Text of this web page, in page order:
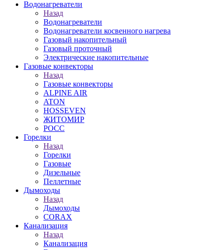
Водонагреватели
Назад
Водонагреватели
Водонагреватели косвенного нагрева
Газовый накопительный
Газовый проточный
Электрические накопительные
Газовые конвекторы
Назад
Газовые конвекторы
ALPINE AIR
ATON
HOSSEVEN
ЖИТОМИР
РОСС
Горелки
Назад
Горелки
Газовые
Дизельные
Пеллетные
Дымоходы
Назад
Дымоходы
CORAX
Канализация
Назад
Канализация